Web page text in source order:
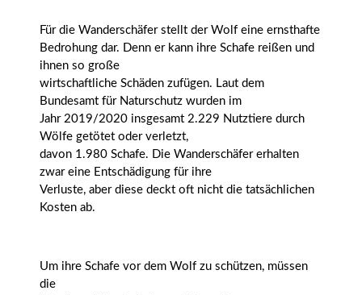
Für die Wanderschäfer stellt der Wolf eine ernsthafte
Bedrohung dar. Denn er kann ihre Schafe reißen und
ihnen so große
wirtschaftliche Schäden zufügen. Laut dem
Bundesamt für Naturschutz wurden im
Jahr 2019/2020 insgesamt 2.229 Nutztiere durch
Wölfe getötet oder verletzt,
davon 1.980 Schafe. Die Wanderschäfer erhalten
zwar eine Entschädigung für ihre
Verluste, aber diese deckt oft nicht die tatsächlichen
Kosten ab.
Um ihre Schafe vor dem Wolf zu schützen, müssen
die